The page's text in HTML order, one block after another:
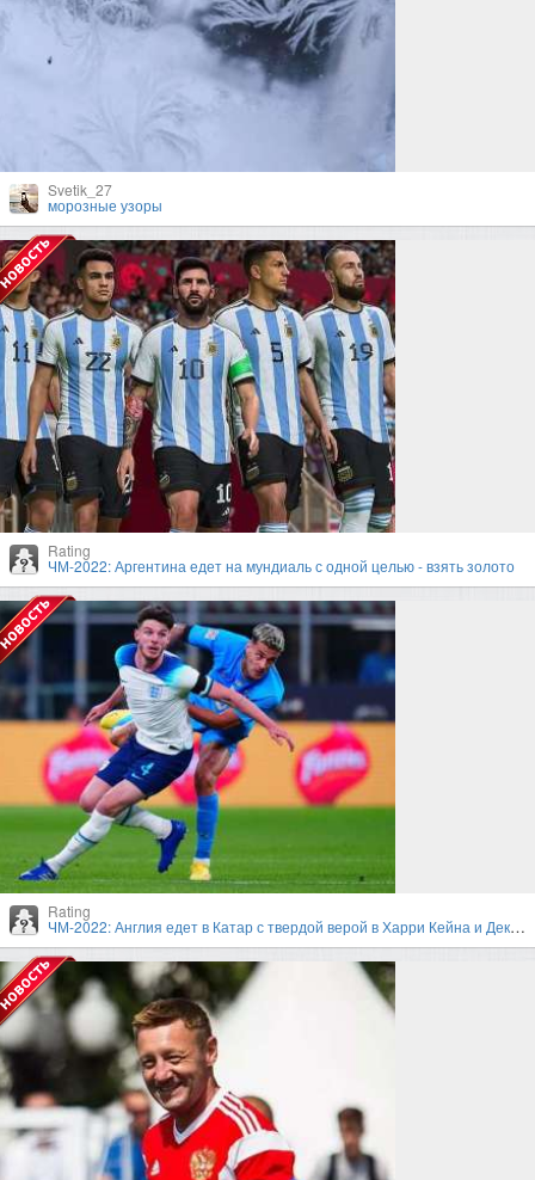
Svetik_27
морозные узоры
Rating
ЧМ-2022: Аргентина едет на мундиаль с одной целью - взять золото
Rating
ЧМ-2022: Англия едет в Катар с твердой верой в Харри Кейна и Деклана Райса